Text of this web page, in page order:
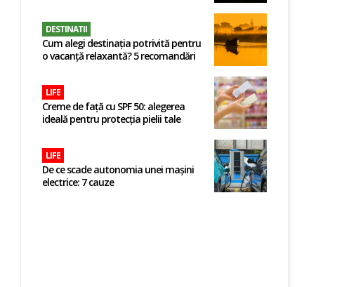
DESTINATII
Cum alegi destinația potrivită pentru
o vacanță relaxantă? 5 recomandări
LIFE
Creme de față cu SPF 50: alegerea
ideală pentru protecția pielii tale
LIFE
De ce scade autonomia unei mașini
electrice: 7 cauze